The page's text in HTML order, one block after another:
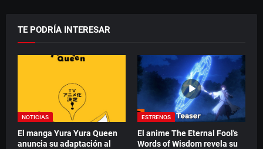
TE PODRÍA INTERESAR
NOTICIAS
El manga Yura Yura Queen
anuncia su adaptación al
ESTRENOS
El anime The Eternal Fool's
Words of Wisdom revela su